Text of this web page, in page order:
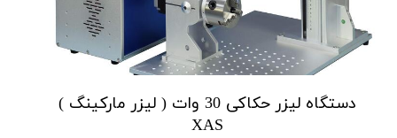
دستگاه لیزر حکاکی 30 وات ( لیزر مارکینگ )
XAS